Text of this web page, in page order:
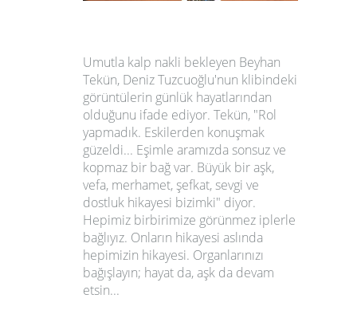
Umutla kalp nakli bekleyen Beyhan
Tekün, Deniz Tuzcuoğlu'nun klibindeki
görüntülerin günlük hayatlarından
olduğunu ifade ediyor. Tekün, "Rol
yapmadık. Eskilerden konuşmak
güzeldi... Eşimle aramızda sonsuz ve
kopmaz bir bağ var. Büyük bir aşk,
vefa, merhamet, şefkat, sevgi ve
dostluk hikayesi bizimki" diyor.
Hepimiz birbirimize görünmez iplerle
bağlıyız. Onların hikayesi aslında
hepimizin hikayesi. Organlarınızı
bağışlayın; hayat da, aşk da devam
etsin...